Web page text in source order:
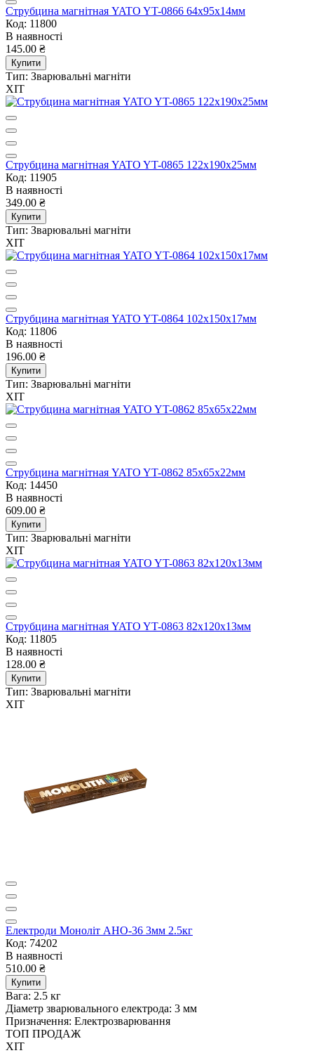
Струбцина магнітная YATO YT-0866 64x95x14мм
Код: 11800
В наявності
145.00 ₴
Купити
Тип: Зварювальні магніти
ХІТ
Струбцина магнітная YATO YT-0865 122x190x25мм
Код: 11905
В наявності
349.00 ₴
Купити
Тип: Зварювальні магніти
ХІТ
Струбцина магнітная YATO YT-0864 102x150x17мм
Код: 11806
В наявності
196.00 ₴
Купити
Тип: Зварювальні магніти
ХІТ
Струбцина магнітная YATO YT-0862 85x65x22мм
Код: 14450
В наявності
609.00 ₴
Купити
Тип: Зварювальні магніти
ХІТ
Струбцина магнітная YATO YT-0863 82x120x13мм
Код: 11805
В наявності
128.00 ₴
Купити
Тип: Зварювальні магніти
ХІТ
Електроди Моноліт АНО-36 3мм 2.5кг
Код: 74202
В наявності
510.00 ₴
Купити
Вага: 2.5 кг
Діаметр зварювального електрода: 3 мм
Призначення: Електрозварювання
ТОП ПРОДАЖ
ХІТ